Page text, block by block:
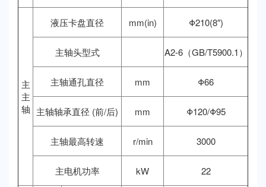
主
主
轴
液压卡盘直径 mm(in) Φ210(8″)
主轴头型式 A2-6（GB/T5900.1）
主轴通孔直径 mm Φ66
主轴轴承直径 (前/后) mm Φ120/Φ95
主轴最高转速 r/min 3000
主电机功率 kW 22